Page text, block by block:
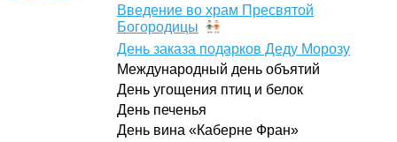
Введение во храм Пресвятой
Богородицы
День заказа подарков Деду Морозу
Международный день объятий
День угощения птиц и белок
День печенья
День вина «Каберне Фран»